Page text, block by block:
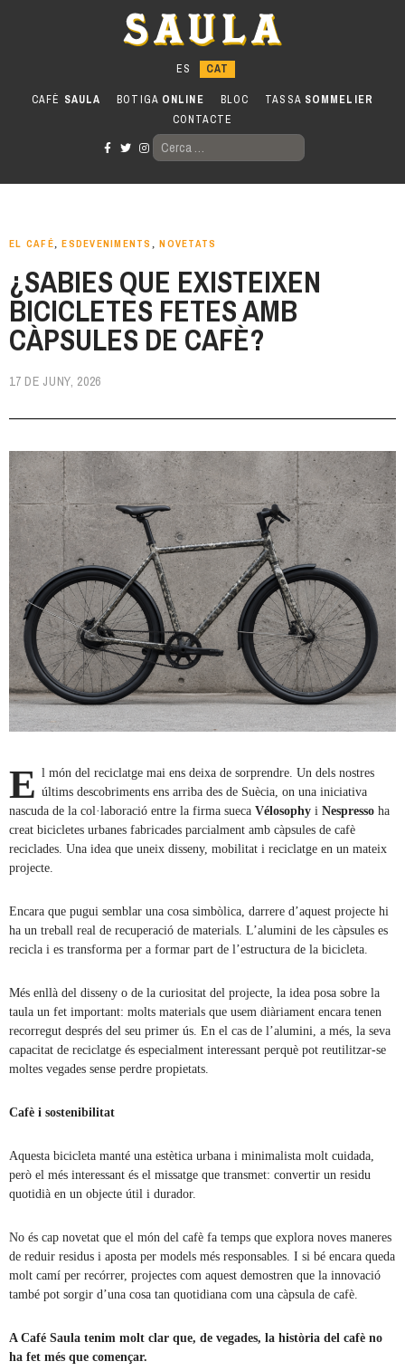
CAFÈ SAULA BOTIGA ONLINE BLOC TASSA SOMMELIER
CONTACTE
CERCA:
EL CAFÉ,ESDEVENIMENTS ,NOVETATS
¿SABIES QUE EXISTEIXEN
BICICLETES FETES AMB
CÀPSULES DE CAFÈ?
17 DE JUNY, 2026
E l món del reciclatge mai ens deixa de sorprendre. Un dels nostres
últims descobriments ens arriba des de Suècia, on una iniciativa
nascuda de la col·laboració entre la firma sueca Vélosophy i Nespresso ha
creat bicicletes urbanes fabricades parcialment amb càpsules de cafè
reciclades. Una idea que uneix disseny, mobilitat i reciclatge en un mateix
projecte.
Encara que pugui semblar una cosa simbòlica, darrere d’aquest projecte hi
ha un treball real de recuperació de materials. L’alumini de les càpsules es
recicla i es transforma per a formar part de l’estructura de la bicicleta.
Més enllà del disseny o de la curiositat del projecte, la idea posa sobre la
taula un fet important: molts materials que usem diàriament encara tenen
recorregut després del seu primer ús. En el cas de l’alumini, a més, la seva
capacitat de reciclatge és especialment interessant perquè pot reutilitzar-se
moltes vegades sense perdre propietats.
Cafè i sostenibilitat
Aquesta bicicleta manté una estètica urbana i minimalista molt cuidada,
però el més interessant és el missatge que transmet: convertir un residu
quotidià en un objecte útil i durador.
No és cap novetat que el món del cafè fa temps que explora noves maneres
de reduir residus i aposta per models més responsables. I si bé encara queda
molt camí per recórrer, projectes com aquest demostren que la innovació
també pot sorgir d’una cosa tan quotidiana com una càpsula de cafè.
A Café Saula tenim molt clar que, de vegades, la història del cafè no
ha fet més que començar.